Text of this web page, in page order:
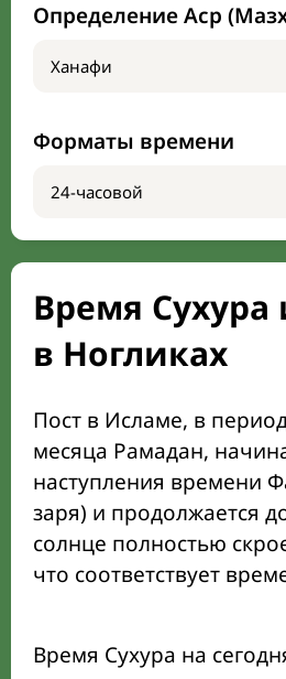
Определение Аср
Форматы времени
Время
в Ногликах
Пост в Исламе, в
месяца Рамадан,
наступления времени
заря) и продолжается
солнце полностью
что соответствует
Время Сухура на